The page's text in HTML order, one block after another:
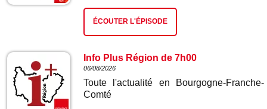
ÉCOUTER L'ÉPISODE
Info Plus Région de 7h00
06/08/2026
Toute l'actualité en Bourgogne-Franche-
Comté